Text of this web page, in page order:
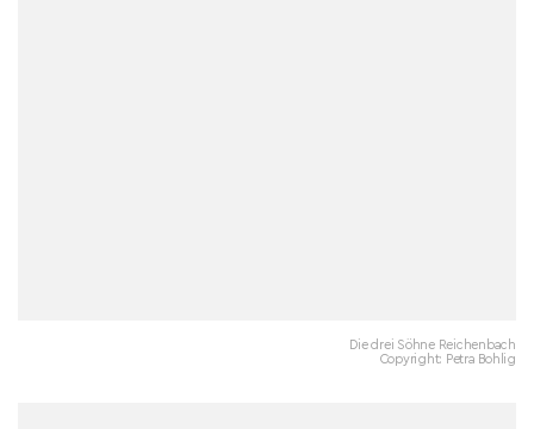
Die drei Söhne Reichenbach
Copyright: Petra Bohlig